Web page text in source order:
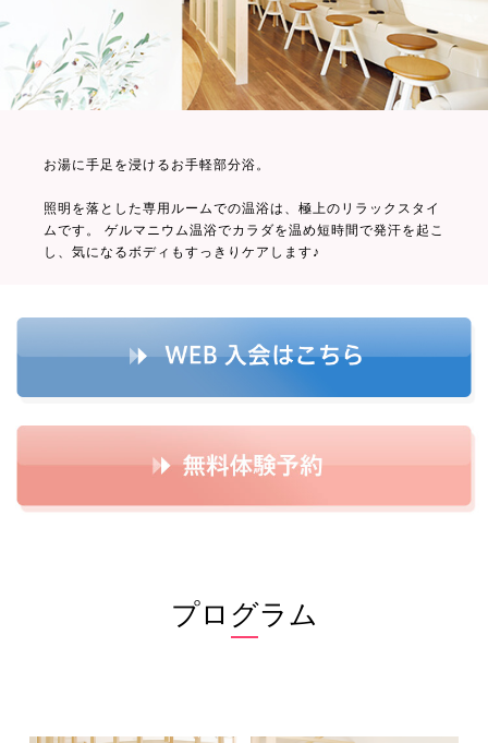
お湯に手足を浸けるお手軽部分浴。
照明を落とした専用ルームでの温浴は、極上のリラックスタイ
ムです。 ゲルマニウム温浴でカラダを温め短時間で発汗を起こ
し、気になるボディもすっきりケアします♪
プログラム